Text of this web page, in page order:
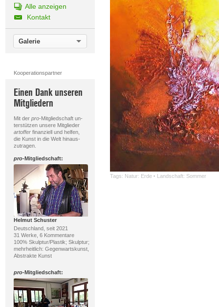
Alle anzeigen
Kontakt
Galerie
Kooperationspartner
Einen Dank unseren
Mitgliedern
Mit der pro-Mitgliedschaft un-
terstützen unsere Mitglieder
artofferfinanziell und helfen,
die Kunst in die Welt hinaus-
zutragen.
pro-Mitgliedschaft:
Helmut Schuster
Deutschland, seit 2021
31 Werke, 6 Kommentare
100% Skulptur/Plastik; Skulptur;
mehrheitlich: Gegenwartskunst,
Abstrakte Kunst
pro-Mitgliedschaft:
Tags: Natur: Erde · Landschaft: Sommer